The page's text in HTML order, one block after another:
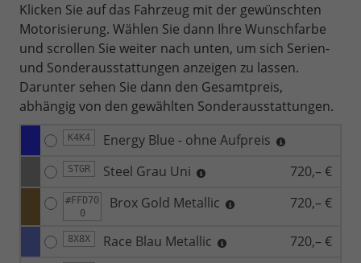
Klicken Sie auf das Fahrzeug mit der gewünschten
Motorisierung. Wählen Sie dann Ihre Wunschfarbe
und scrollen Sie weiter nach unten, um sich Serien-
und Sonderausstattungen anzeigen zu lassen.
Darunter sehen Sie dann den Gesamtpreis,
abhängig von den gewählten Sonderausstattungen.
K4K4 Energy Blue - ohne Aufpreis
STGR Steel Grau Uni 720,– €
#FFD70
0
Brox Gold Metallic 720,– €
8X8X Race Blau Metallic 720,– €